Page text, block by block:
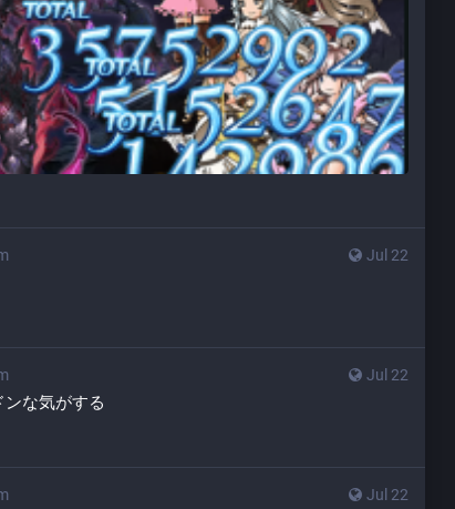
Jul 22
Jul 22
な気がする
Jul 22